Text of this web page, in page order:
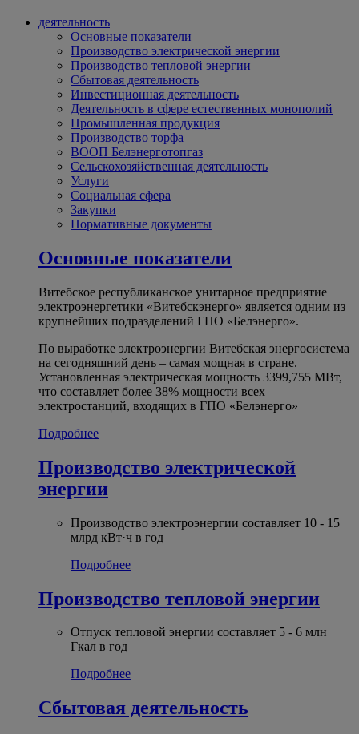
деятельность
Основные показатели
Производство электрической энергии
Производство тепловой энергии
Сбытовая деятельность
Инвестиционная деятельность
Деятельность в сфере естественных монополий
Промышленная продукция
Производство торфа
ВООП Белэнерготопгаз
Сельскохозяйственная деятельность
Услуги
Социальная сфера
Закупки
Нормативные документы
Основные показатели
Витебское республиканское унитарное предприятие
электроэнергетики «Витебскэнерго» является одним из
крупнейших подразделений ГПО «Белэнерго».
По выработке электроэнергии Витебская энергосистема
на сегодняшний день – самая мощная в стране.
Установленная электрическая мощность 3399,755 МВт,
что составляет более 38% мощности всех
электростанций, входящих в ГПО «Белэнерго»
Подробнее
Производство электрической
энергии
Производство электроэнергии составляет 10 - 15
млрд кВт·ч в год
Подробнее
Производство тепловой энергии
Отпуск тепловой энергии составляет 5 - 6 млн
Гкал в год
Подробнее
Сбытовая деятельность